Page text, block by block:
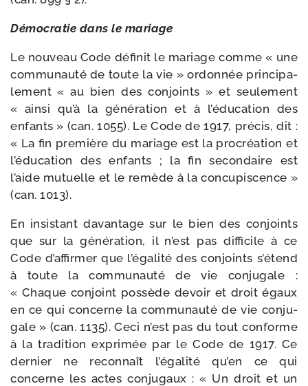
Démocratie dans le mariage
Le nou­veau Code défi­nit le mariage comme « une
com­mu­nau­té de toute la vie » ordon­née prin­ci­pa­
le­ment « au bien des conjoints » et seule­ment
« ain­si qu’à la géné­ra­tion et à l’é­du­ca­tion des
enfants » (can. 1055). Le Code de 1917, pré­cis, dit :
« La fin pre­mière du mariage est la pro­créa­tion et
l’é­du­ca­tion des enfants ; la fin secon­daire est
l’aide mutuelle et le remède à la concu­pis­cence »
(can. 1013).
En insis­tant davan­tage sur le bien des conjoints
que sur la géné­ra­tion, il n’est pas dif­fi­cile à ce
Code d’affirmer que l’égalité des conjoints s’étend
à toute la com­mu­nau­té de vie conju­gale :
« Chaque conjoint pos­sède devoir et droit égaux
en ce qui concerne la com­mu­nau­té de vie conju­
gale » (can. 1135). Ceci n’est pas du tout conforme
à la tra­di­tion expri­mée par le Code de 1917. Ce
der­nier ne recon­naît l’égalité qu’en ce qui
concerne les actes conju­gaux : « Un droit et un